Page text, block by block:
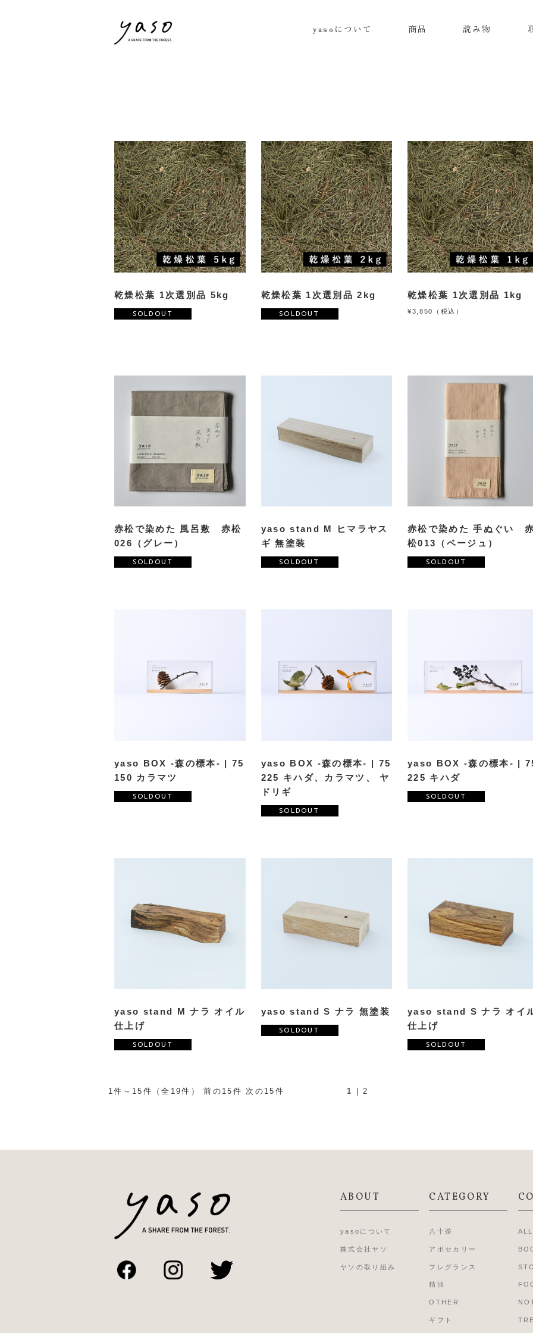
yasoについて 商品 読み物
乾燥松葉 1次選別品 5kg
SOLDOUT
乾燥松葉 1次選別品 2kg
SOLDOUT
乾燥松葉 1次選別品 1kg
¥3,850（税込）
赤松で染めた 風呂敷 赤松
026（グレー）
SOLDOUT
yaso stand M ヒマラヤス
ギ 無塗装
SOLDOUT
赤松で染めた 手ぬぐい
松013（ベージュ）
SOLDOUT
yaso BOX -森の標本- | 75
150 カラマツ
SOLDOUT
yaso BOX -森の標本- | 75
225 キハダ、カラマツ、 ヤ
ドリギ
SOLDOUT
yaso BOX -森の標本- |
225 キハダ
SOLDOUT
yaso stand M ナラ オイル
仕上げ
SOLDOUT
yaso stand S ナラ 無塗装
SOLDOUT
yaso stand S ナラ オイ
仕上げ
SOLDOUT
1件～15件（全19件） 前の15件 次の15件 1 |2
ABOUT
yasoについて
株式会社ヤソ
ヤソの取り組み
CATEGORY
八十茶
アポセカリー
フレグランス
精油
OTHER
ギフト
ALL